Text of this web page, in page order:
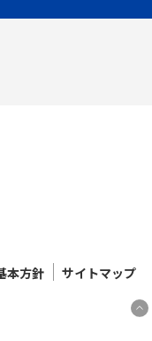
本方針 サイトマップ